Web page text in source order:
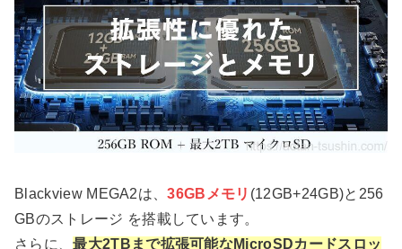
Blackview MEGA2は、36GBメモリ (12GB+24GB)と256
GBのストレージ を搭載しています。
さらに、最大2TBまで拡張可能なMicroSDカードスロッ